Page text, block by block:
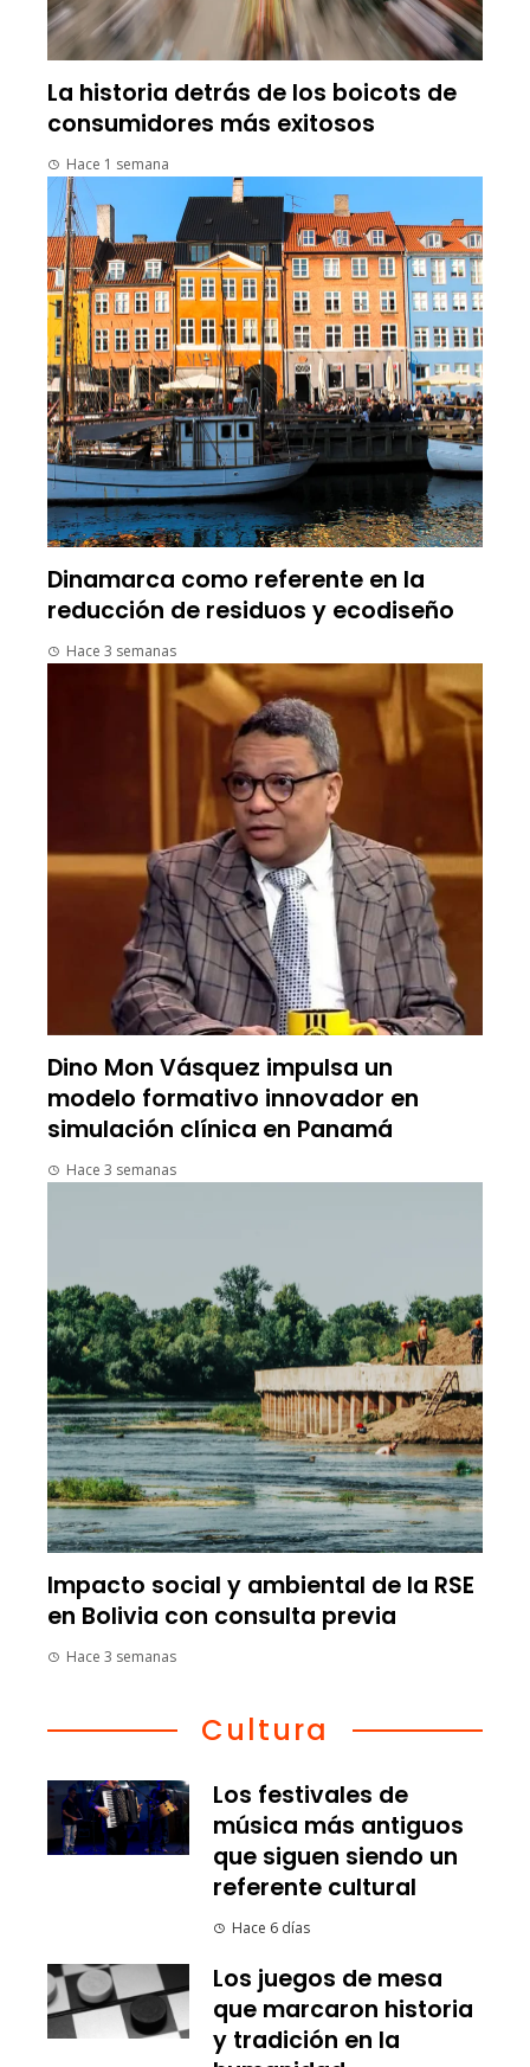
La historia detrás de los boicots de
consumidores más exitosos
Hace 1 semana
Dinamarca como referente en la
reducción de residuos y ecodiseño
Hace 3 semanas
Dino Mon Vásquez impulsa un
modelo formativo innovador en
simulación clínica en Panamá
Hace 3 semanas
Impacto social y ambiental de la RSE
en Bolivia con consulta previa
Hace 3 semanas
Cultura
Los festivales de
música más antiguos
que siguen siendo un
referente cultural
Hace 6 días
Los juegos de mesa
que marcaron historia
y tradición en la